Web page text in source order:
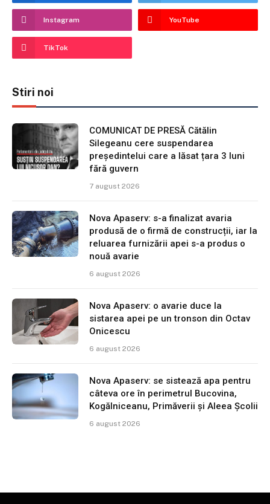
Instagram YouTube
TikTok
Stiri noi
COMUNICAT DE PRESĂ Cătălin
Silegeanu cere suspendarea
președintelui care a lăsat țara 3 luni
fără guvern
7 august 2026
Nova Apaserv: s-a finalizat avaria
produsă de o firmă de construcții, iar la
reluarea furnizării apei s-a produs o
nouă avarie
6 august 2026
Nova Apaserv: o avarie duce la
sistarea apei pe un tronson din Octav
Onicescu
6 august 2026
Nova Apaserv: se sistează apa pentru
câteva ore în perimetrul Bucovina,
Kogălniceanu, Primăverii și Aleea Școlii
6 august 2026